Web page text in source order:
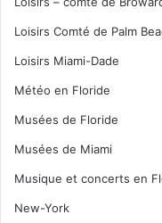
Loisirs Comté de Palm
Loisirs Miami-Dade
Météo en Floride
Musées de Floride
Musées de Miami
Musique et concerts en
New-York